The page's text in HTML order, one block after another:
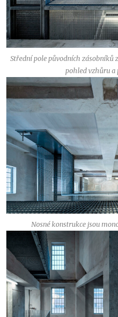
Střední pole původních zásobníků
pohled vzhůru a
Nosné konstrukce jsou